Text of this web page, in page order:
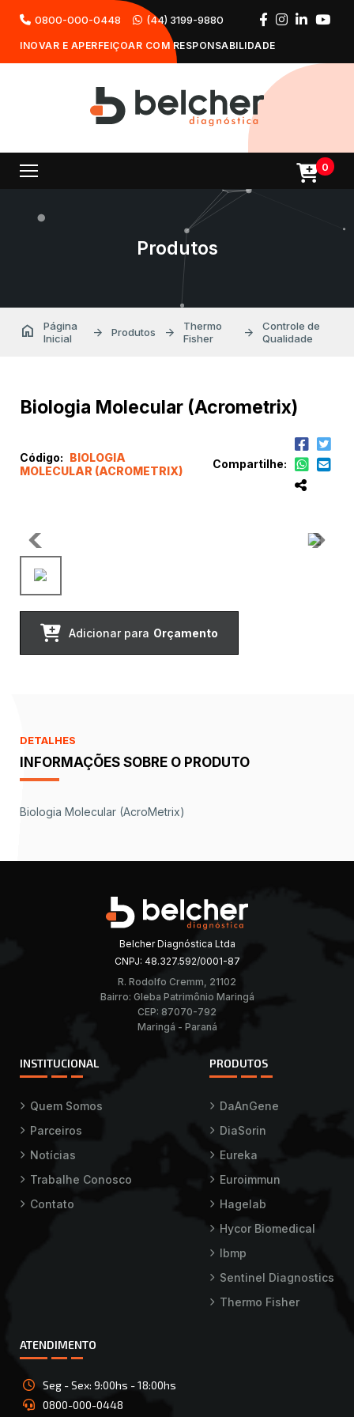
0800-000-0448 (44) 3199-9880
INOVAR E APERFEIÇOAR COM RESPONSABILIDADE
0
Produtos
home
Página
Inicial
arrow_forward Produtos arrow_forward
Thermo
Fisher
arrow_forward
Controle de
Qualidade
Biologia Molecular (Acrometrix)
Código: BIOLOGIA
MOLECULAR (ACROMETRIX)
Compartilhe:
Adicionar para Orçamento
DETALHES
INFORMAÇÕES SOBRE O PRODUTO
Biologia Molecular (AcroMetrix)
Belcher Diagnóstica Ltda
CNPJ: 48.327.592/0001-87
R. Rodolfo Cremm, 21102
Bairro: Gleba Patrimônio Maringá
CEP: 87070-792
Maringá - Paraná
INSTITUCIONAL
Quem Somos
Parceiros
Notícias
Trabalhe Conosco
Contato
PRODUTOS
DaAnGene
DiaSorin
Eureka
Euroimmun
Hagelab
Hycor Biomedical
Ibmp
Sentinel Diagnostics
Thermo Fisher
ATENDIMENTO
Seg - Sex: 9:00hs - 18:00hs
0800-000-0448